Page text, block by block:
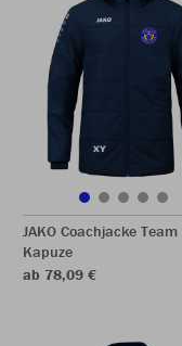
JAKO Coachjacke
Kapuze
ab 78,09 €